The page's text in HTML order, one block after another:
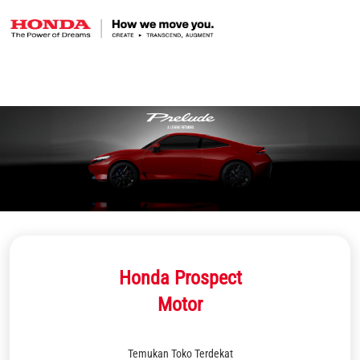
Honda Prospect
Motor
Temukan Toko Terdekat